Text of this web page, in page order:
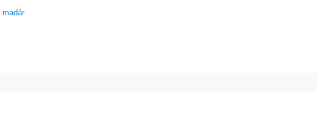
madár